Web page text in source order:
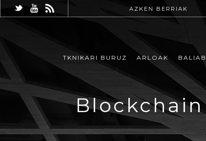
AZKEN BERRIAK
TKNIKARI BURUZ ARLOAK